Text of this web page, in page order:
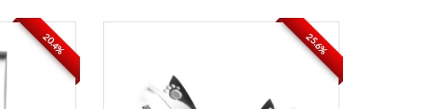
20.4% 25.6%